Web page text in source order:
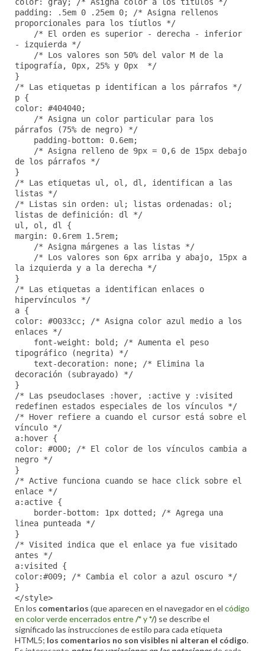
padding: .5em 0 .25em 0; /* Asigna rellenos
proporcionales para los tíutlos */
/* El orden es superior - derecha - inferior
- izquierda */
/* Los valores son 50% del valor M de la
tipografía, 0px, 25% y 0px */
}
/* Las etiquetas p identifican a los párrafos */
p {
color: #404040;
/* Asigna un color particular para los
párrafos (75% de negro) */
padding-bottom: 0.6em;
/* Asigna relleno de 9px = 0,6 de 15px debajo
de los párrafos */
}
/* Las etiquetas ul, ol, dl, identifican a las
listas */
/* Listas sin orden: ul; listas ordenadas: ol;
listas de definición: dl */
ul, ol, dl {
margin: 0.6rem 1.5rem;
/* Asigna márgenes a las listas */
/* Los valores son 6px arriba y abajo, 15px a
la izquierda y a la derecha */
}
/* Las etiquetas a identifican enlaces o
hipervínculos */
a {
color: #0033cc; /* Asigna color azul medio a los
enlaces */
font-weight: bold; /* Aumenta el peso
tipográfico (negrita) */
text-decoration: none; /* Elimina la
decoración (subrayado) */
}
/* Las pseudoclases :hover, :active y :visited
redefinen estados especiales de los vínculos */
/* Hover refiere a cuando el cursor está sobre el
vínculo */
a:hover {
color: #000; /* El color de los vínculos cambia a
negro */
}
/* Active funciona cuando se hace click sobre el
enlace */
a:active {
border-bottom: 1px dotted; /* Agrega una
linea punteada */
}
/* Visited indica que el enlace ya fue visitado
antes */
a:visited {
color:#009; /* Cambia el color a azul oscuro */
}
</style>
En los comentarios (que aparecen en el navegador en el código
en color verde encerrados entre/*y*/) se describe el
significado las instrucciones de estilo para cada etiqueta
HTML5; los comentarios no son visibles ni alteran el código.